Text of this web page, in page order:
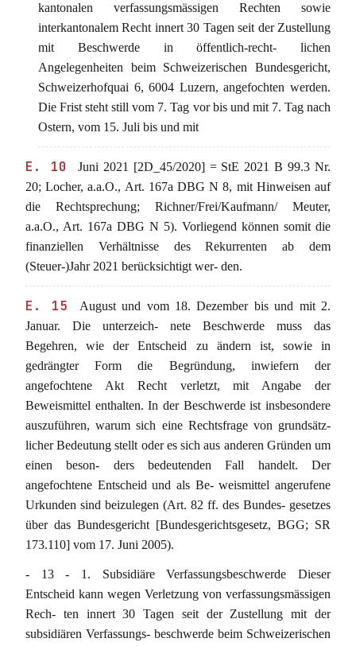
kantonalen verfassungsmässigen Rechten sowie
interkantonalem Recht innert 30 Tagen seit der Zustellung
mit Beschwerde in öffentlich-recht- lichen
Angelegenheiten beim Schweizerischen Bundesgericht,
Schweizerhofquai 6, 6004 Luzern, angefochten werden.
Die Frist steht still vom 7. Tag vor bis und mit 7. Tag nach
Ostern, vom 15. Juli bis und mit
E. 10
Juni 2021 [2D_45/2020] = StE 2021 B 99.3 Nr.
20; Locher, a.a.O., Art. 167a DBG N 8, mit Hinweisen auf
die Rechtsprechung; Richner/Frei/Kaufmann/ Meuter,
a.a.O., Art. 167a DBG N 5). Vorliegend können somit die
finanziellen Verhältnisse des Rekurrenten ab dem
(Steuer-)Jahr 2021 berücksichtigt wer- den.
E. 15
August und vom 18. Dezember bis und mit 2.
Januar. Die unterzeich- nete Beschwerde muss das
Begehren, wie der Entscheid zu ändern ist, sowie in
gedrängter Form die Begründung, inwiefern der
angefochtene Akt Recht verletzt, mit Angabe der
Beweismittel enthalten. In der Beschwerde ist insbesondere
auszuführen, warum sich eine Rechtsfrage von grundsätz-
licher Bedeutung stellt oder es sich aus anderen Gründen um
einen beson- ders bedeutenden Fall handelt. Der
angefochtene Entscheid und als Be- weismittel angerufene
Urkunden sind beizulegen (Art. 82 ff. des Bundes- gesetzes
über das Bundesgericht [Bundesgerichtsgesetz, BGG; SR
173.110] vom 17. Juni 2005).
- 13 - 1. Subsidiäre Verfassungsbeschwerde Dieser
Entscheid kann wegen Verletzung von verfassungsmässigen
Rech- ten innert 30 Tagen seit der Zustellung mit der
subsidiären Verfassungs- beschwerde beim Schweizerischen